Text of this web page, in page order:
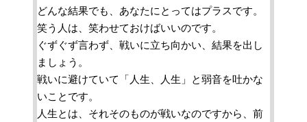
どんな結果でも、あなたにとってはプラスです。
笑う人は、笑わせておけばいいのです。
ぐずぐず言わず、戦いに立ち向かい、結果を出し
ましょう。
戦いに避けていて「人生、人生」と弱音を吐かな
いことです。
人生とは、それそのものが戦いなのですから、前